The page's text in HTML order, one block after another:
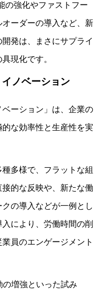
の強化やファストフー
オーダーの導入など、新
発は、まさにサプライ
現化です。
ノベーション
ベーション」は、企業の
な効率性と生産性を実
多様で、フラットな組
的な反映や、新たな働
の導入などが一例とし
により、労働時間の削
員のエンゲージメント
増強といった試み